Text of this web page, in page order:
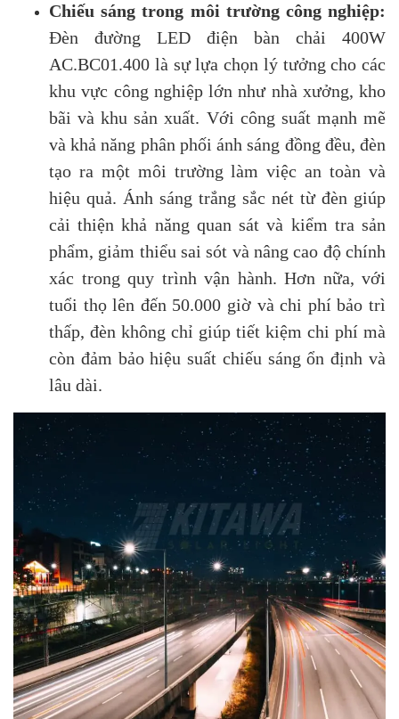
Chiếu sáng trong môi trường công nghiệp:
Đèn đường LED điện bàn chải 400W
AC.BC01.400 là sự lựa chọn lý tưởng cho các
khu vực công nghiệp lớn như nhà xưởng, kho
bãi và khu sản xuất. Với công suất mạnh mẽ
và khả năng phân phối ánh sáng đồng đều, đèn
tạo ra một môi trường làm việc an toàn và
hiệu quả. Ánh sáng trắng sắc nét từ đèn giúp
cải thiện khả năng quan sát và kiểm tra sản
phẩm, giảm thiểu sai sót và nâng cao độ chính
xác trong quy trình vận hành. Hơn nữa, với
tuổi thọ lên đến 50.000 giờ và chi phí bảo trì
thấp, đèn không chỉ giúp tiết kiệm chi phí mà
còn đảm bảo hiệu suất chiếu sáng ổn định và
lâu dài.